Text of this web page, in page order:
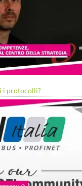
i protocolli?